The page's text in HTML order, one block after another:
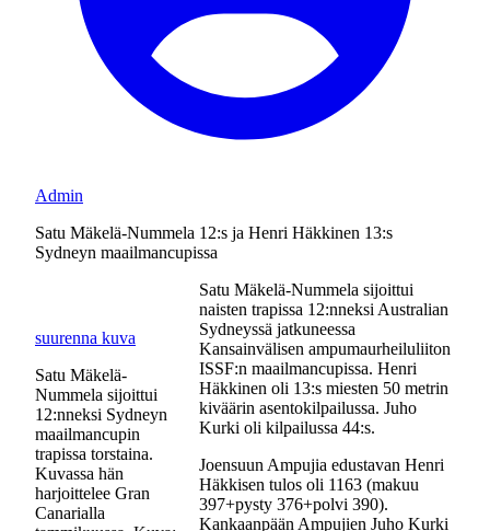
Admin
Satu Mäkelä-Nummela 12:s ja Henri Häkkinen 13:s
Sydneyn maailmancupissa
suurenna kuva
Satu Mäkelä-
Nummela sijoittui
12:nneksi Sydneyn
maailmancupin
trapissa torstaina.
Kuvassa hän
harjoittelee Gran
Canarialla
Satu Mäkelä-Nummela sijoittui
naisten trapissa 12:nneksi Australian
Sydneyssä jatkuneessa
Kansainvälisen ampumaurheiluliiton
ISSF:n maailmancupissa. Henri
Häkkinen oli 13:s miesten 50 metrin
kiväärin asentokilpailussa. Juho
Kurki oli kilpailussa 44:s.
Joensuun Ampujia edustavan Henri
Häkkisen tulos oli 1163 (makuu
397+pysty 376+polvi 390).
Kankaanpään Ampujien Juho Kurki